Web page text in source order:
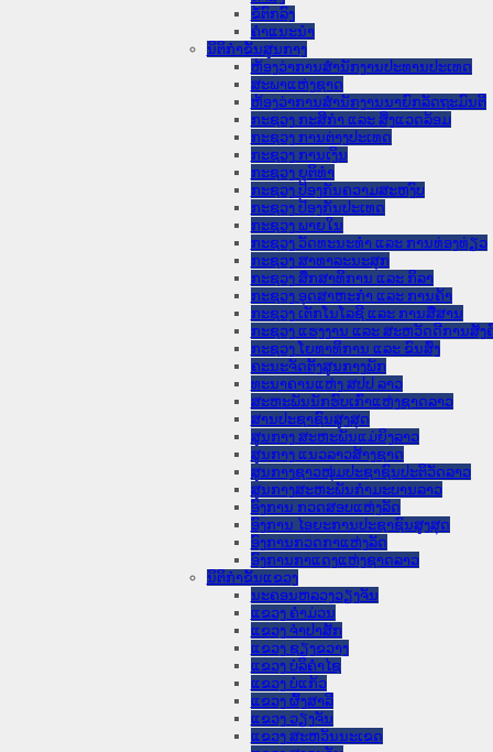
ຂໍ້ຕົກລົງ
ຄໍາແນະນໍາ
ນິຕິກຳຂັ້ນສູນກາງ
ຫ້ອງວ່າການສໍານັກງານປະທານປະເທດ
ສະພາແຫ່ງຊາດ
ຫ້ອງວ່າການສຳນັກງານນາຍົກລັດຖະມົນຕີ
ກະຊວງ ກະສິກຳ ແລະ ສິ່ງແວດລ້ອມ
ກະຊວງ ການຕ່າງປະເທດ
ກະຊວງ ການເງິນ
ກະຊວງ ຍຸຕິທໍາ
ກະຊວງ ປ້ອງກັນຄວາມສະຫງົບ
ກະຊວງ ປ້ອງກັນປະເທດ
ກະຊວງ ພາຍໃນ
ກະຊວງ ວັດທະນະທຳ ແລະ ການທ່ອງທ່ຽວ
ກະຊວງ ສາທາລະນະສຸກ
ກະຊວງ ສຶກສາທິການ ແລະ ກິລາ
ກະຊວງ ອຸດສາຫະກຳ ແລະ ການຄ້າ
ກະຊວງ ເຕັກໂນໂລຊີ ແລະ ການສື່ສານ
ກະຊວງ ແຮງງານ ແລະ ສະຫວັດດີການສັງ
ກະຊວງ ໂຍທາທິການ ແລະ ຂົນສົ່ງ
ຄະນະຈັດຕັ້ງສູນກາງພັກ
ທະນາຄານແຫ່ງ ສປປ ລາວ
ສະຫະພັນນັກຮົບເກົ່າແຫ່ງຊາດລາວ
ສານປະຊາຊົນສູງສຸດ
ສູນກາງ ສະຫະພັນແມ່ຍິງລາວ
ສູນກາງ ແນວລາວສ້າງຊາດ
ສູນກາງຊາວໜຸ່ມປະຊາຊົນປະຕິວັດລາວ
ສູນກາງສະຫະພັນກຳມະບານລາວ
ອົງການ ກວດສອບແຫ່ງລັດ
ອົງການ ໄອຍະການປະຊາຊົນສູງສຸດ
ອົງການກວດກາແຫ່ງລັດ
ອົງການກາແດງແຫ່ງຊາດລາວ
ນິຕິກໍາຂັ້ນແຂວງ
ນະ​ຄອນ​ຫລວງວຽງຈັນ
ແຂວງ ຄໍາມ່ວນ
ແຂວງ ຈໍາປາສັກ
ແຂວງ ຊຽງຂວາງ
ແຂວງ ບໍລິຄໍາໄຊ
ແຂວງ ບໍ່ແກ້ວ
ແຂວງ ຜົ້ງສາລີ
ແຂວງ ວຽງຈັນ
ແຂວງ ສະຫວັນນະເຂດ